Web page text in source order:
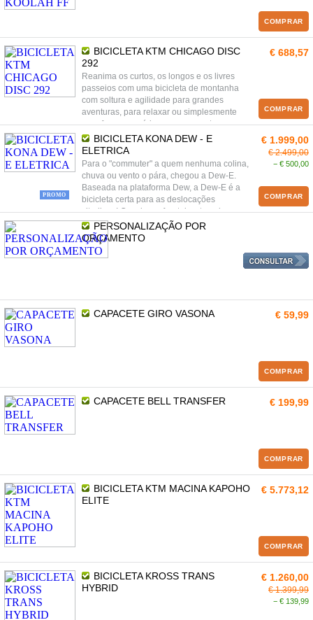
COMPRAR
BICICLETA KTM CHICAGO DISC
292
Reanima os curtos, os longos e os livres
passeios com uma bicicleta de montanha
com soltura e agilidade para grandes
aventuras, para relaxar ou simplesmente
para fazer exercício com uma postura
agradavelmente previsível.
€ 688,57
COMPRAR
PROMO
BICICLETA KONA DEW - E
ELETRICA
Para o "commuter" a quem nenhuma colina,
chuva ou vento o pára, chegou a Dew-E.
Baseada na plataforma Dew, a Dew-E é a
bicicleta certa para as deslocações
citadinas! Com luzes frontais e traseiras,
guarda-lamas, um motor Bosh, e
componentes Shimano de qualidade, a
Dew-E é uma bicicleta em que pode confiar
quaisquer que sejam as condições.
€ 1.999,00
€ 2.499,00
− € 500,00
COMPRAR
PERSONALIZAÇÃO POR
ORÇAMENTO
CAPACETE GIRO VASONA € 59,99
COMPRAR
CAPACETE BELL TRANSFER € 199,99
COMPRAR
BICICLETA KTM MACINA KAPOHO
ELITE
€ 5.773,12
COMPRAR
BICICLETA KROSS TRANS
HYBRID
€ 1.260,00
€ 1.399,99
− € 139,99